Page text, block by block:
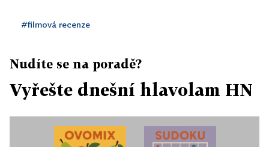
#filmová recenze
Nudíte se na poradě?
Vyřešte dnešní hlavolam HN